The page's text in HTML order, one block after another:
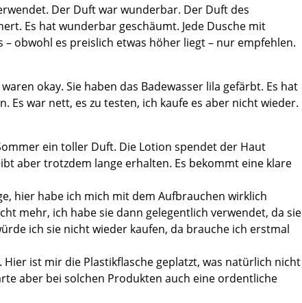
Der Duft war wunderbar. Der Duft des
Es hat wunderbar geschäumt. Jede Dusche mit
obwohl es preislich etwas höher liegt – nur empfehlen.
okay. Sie haben das Badewasser lila gefärbt. Es hat
Es war nett, es zu testen, ich kaufe es aber nicht wieder.
ein toller Duft. Die Lotion spendet der Haut
aber trotzdem lange erhalten. Es bekommt eine klare
hier habe ich mich mit dem Aufbrauchen wirklich
mehr, ich habe sie dann gelegentlich verwendet, da sie
ich sie nicht wieder kaufen, da brauche ich erstmal
ist mir die Plastikflasche geplatzt, was natürlich nicht
aber bei solchen Produkten auch eine ordentliche